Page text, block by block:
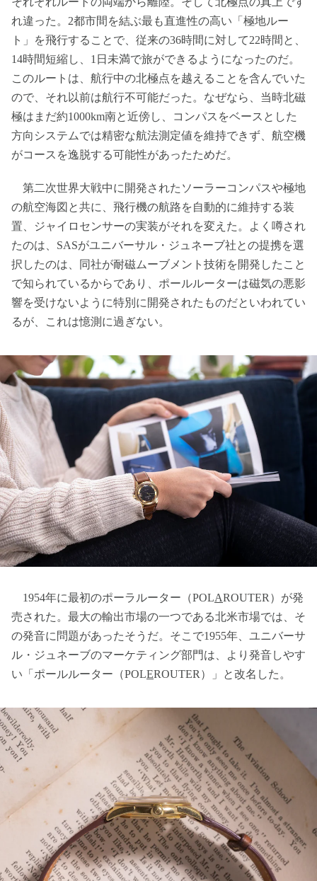
れ違った。2都市間を結ぶ最も直進性の高い「極地ルー
ト」を飛行することで、従来の36時間に対して22時間と、
14時間短縮し、1日未満で旅ができるようになったのだ。
このルートは、航行中の北極点を越えることを含んでいた
ので、それ以前は航行不可能だった。なぜなら、当時北磁
極はまだ約1000km南と近傍し、コンパスをベースとした
方向システムでは精密な航法測定値を維持できず、航空機
がコースを逸脱する可能性があったためだ。
第二次世界大戦中に開発されたソーラーコンパスや極地
の航空海図と共に、飛行機の航路を自動的に維持する装
置、ジャイロセンサーの実装がそれを変えた。よく噂され
たのは、SASがユニバーサル・ジュネーブ社との提携を選
択したのは、同社が耐磁ムーブメント技術を開発したこと
で知られているからであり、ポールルーターは磁気の悪影
響を受けないように特別に開発されたものだといわれてい
るが、これは憶測に過ぎない。
1954年に最初のポーラルーター（POLAROUTER）が発
売された。最大の輸出市場の一つである北米市場では、そ
の発音に問題があったそうだ。そこで1955年、ユニバーサ
ル・ジュネーブのマーケティング部門は、より発音しやす
い「ポールルーター（POLEROUTER）」と改名した。